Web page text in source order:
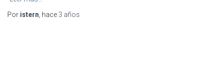
Por istern , hace 3 años